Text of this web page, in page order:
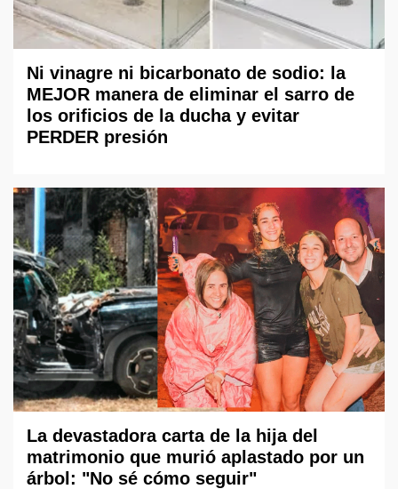
Ni vinagre ni bicarbonato de sodio: la
MEJOR manera de eliminar el sarro de
los orificios de la ducha y evitar
PERDER presión
La devastadora carta de la hija del
matrimonio que murió aplastado por un
árbol: "No sé cómo seguir"